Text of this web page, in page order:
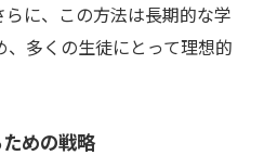
に、この方法は長期的な学
多くの生徒にとって理想的
めの戦略